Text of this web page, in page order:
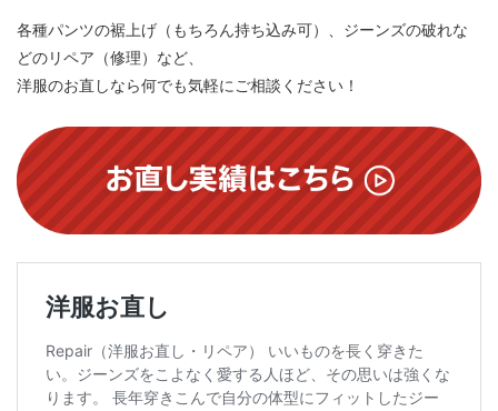
各種パンツの裾上げ（もちろん持ち込み可）、ジーンズの破れな
どのリペア（修理）など、
洋服のお直しなら何でも気軽にご相談ください！